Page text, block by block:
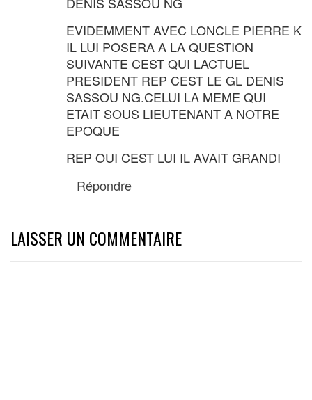
EVIDEMMENT AVEC LONCLE PIERRE K
IL LUI POSERA A LA QUESTION
SUIVANTE CEST QUI LACTUEL
PRESIDENT REP CEST LE GL DENIS
SASSOU NG.CELUI LA MEME QUI
ETAIT SOUS LIEUTENANT A NOTRE
EPOQUE
REP OUI CEST LUI IL AVAIT GRANDI
Répondre
LAISSER UN COMMENTAIRE